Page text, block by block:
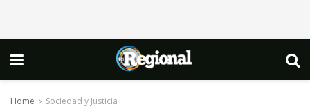
Home Sociedad y Justicia